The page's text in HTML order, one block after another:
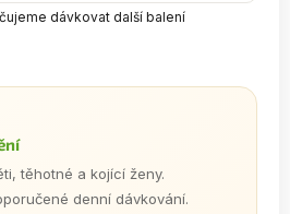
dávkovat další balení
těhotné a kojící ženy.
denní dávkování.